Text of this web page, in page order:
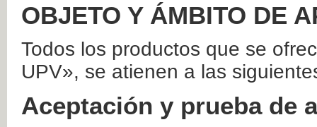
OBJETO Y ÁMBITO DE
Todos los productos que se
UPV», se atienen a las
Aceptación y prueba de